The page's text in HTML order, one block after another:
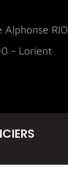
Alphonse RIO
- Lorient